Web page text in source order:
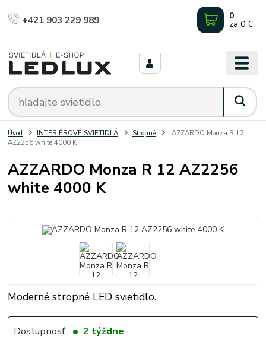
+421 903 229 989 0
za 0 €
Úvod INTERIÉROVÉ SVIETIDLÁ Stropné
AZZARDO Monza R 12
AZ2256 white 4000 K
AZZARDO Monza R 12 AZ2256
white 4000 K
Moderné stropné LED svietidlo.
Dostupnosť 2 týždne